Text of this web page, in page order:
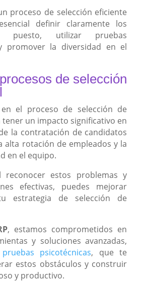
proceso de selección eficiente
definir claramente los
puesto, utilizar pruebas
promover la diversidad en el
de selección
el proceso de selección de
un impacto significativo en
la contratación de candidatos
alta rotación de empleados y la
en el equipo.
reconocer estos problemas y
efectivas, puedes mejorar
estrategia de selección de
, estamos comprometidos en
y soluciones avanzadas,
pruebas psicotécnicas, que te
estos obstáculos y construir
y productivo.